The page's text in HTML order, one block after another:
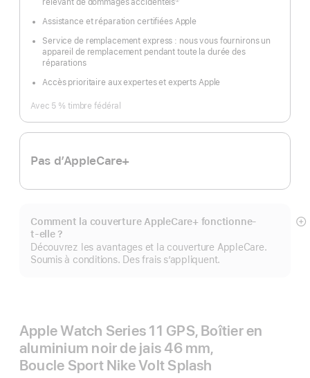
relevant de dommages accidentels
bas
Assistance et réparation certifiées Apple
Service de remplacement express : nous vous fournirons un
appareil de remplacement pendant toute la durée des
réparations
Accès prioritaire aux expertes et experts Apple
Avec 5 % timbre fédéral
Pas d’AppleCare+
Comment la couverture AppleCare+ fonctionne-
t-elle ?
Découvrez les avantages et la couverture AppleCare.
Soumis à conditions. Des frais s’appliquent.
Apple Watch Series 11 GPS, Boîtier en
aluminium noir de jais 46 mm,
Boucle Sport Nike Volt Splash